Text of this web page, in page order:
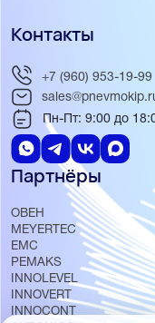
Партнёры
ОВЕН
MEYERTEC
EMC
PEMAKS
INNOLEVEL
INNOVERT
INNOCONT
Контакты
+7 (960) 953-19-99
Пн-Пт: 9:00 до